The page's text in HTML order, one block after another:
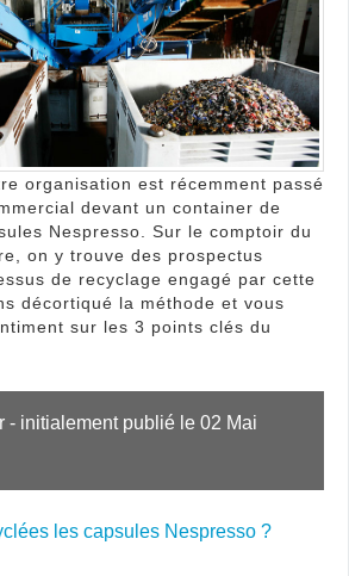
organisation est récemment passé
devant un container de
Nespresso. Sur le comptoir du
on y trouve des prospectus
de recyclage engagé par cette
décortiqué la méthode et vous
sur les 3 points clés du
- initialement publié le 02 Mai
les capsules Nespresso ?